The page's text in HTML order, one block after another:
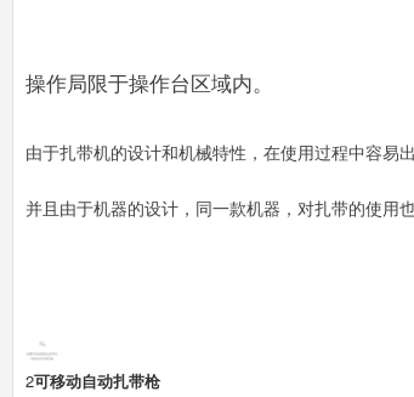
操作局限于操作台区域内。
由于扎带机的设计和机械特性，在使用过程中容易
并且由于机器的设计，同一款机器，对扎带的使用
2可移动自动扎带枪